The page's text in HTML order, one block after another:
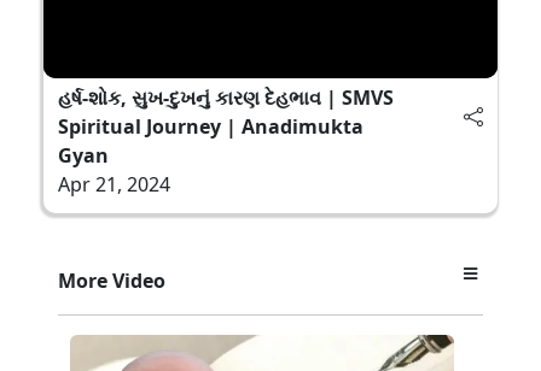
હર્ષ-શોક, સુખ-દુખનું કારણ દેહભાવ | SMVS
Spiritual Journey | Anadimukta
Gyan
Apr 21, 2024
More Video